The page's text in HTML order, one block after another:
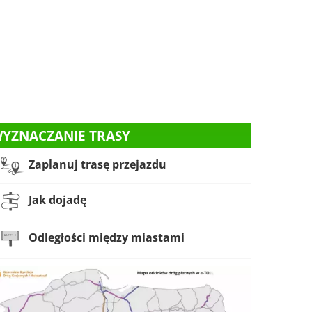
TRASY
Zaplanuj trasę przejazdu
Jak dojadę
Odległości między miastami